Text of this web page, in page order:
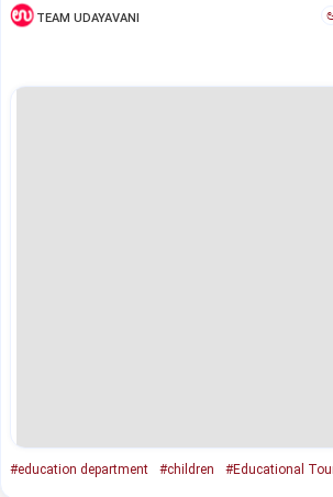
TEAM UDAYAVANI
#education department #children #Educational